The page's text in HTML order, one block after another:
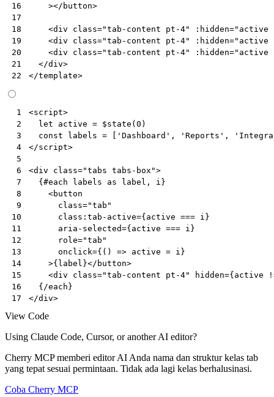
16
17
18
19
20
21
22
></ button>
<div class="tab-content pt-4" :hidden="active
<div class="tab-content pt-4" :hidden="active
<div class="tab-content pt-4" :hidden="active
</div>
</template>
1
2
3
4
5
6
7
8
9
10
11
12
13
14
15
16
17
<script>
let
active = $state ( 0 )
const
labels = 'Dashboard' , 'Reports' ,
</script>
<div class="tabs tabs-box">
  {#each labels as label, i}
<button
class="tab"
class:tab-active={active === i }
aria-selected={active === i }
role="tab"
onclick={() => active = i}
    >{label}
</ button>
<div class="tab-content pt-4" hidden={active
</div>
View Code
Using Claude Code, Cursor, or another AI editor?
Cherry MCP memberi editor AI Anda nama dan struktur kelas tab
yang tepat sesuai permintaan. Tidak ada lagi kelas berhalusinasi.
Coba Cherry MCP